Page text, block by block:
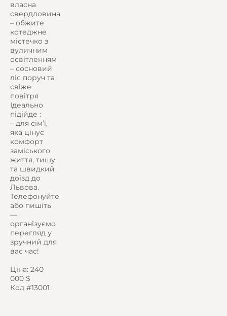
власна
свердловина
– обжите
котеджне
містечко з
вуличним
освітленням
– сосновий
ліс поруч та
свіже
повітря
Ідеально
підійде :
– для сім’ї,
яка цінує
комфорт
заміського
життя, тишу
та швидкий
доїзд до
Львова.
Телефонуйте
або пишіть
—
організуємо
перегляд у
зручний для
вас час!
Ціна: 240
000 $
Код #13001